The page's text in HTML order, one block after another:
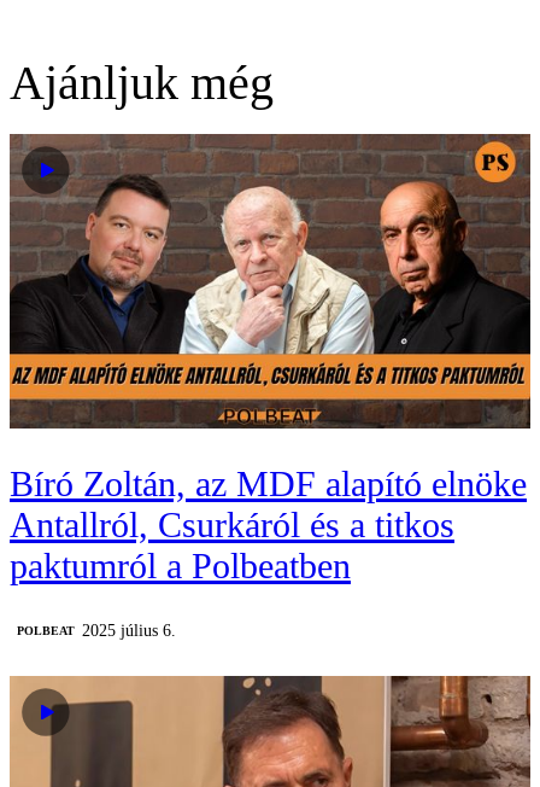
Ajánljuk még
Bíró Zoltán, az MDF alapító elnöke
Antallról, Csurkáról és a titkos
paktumról a Polbeatben
‎POLBEAT 2025 július 6.